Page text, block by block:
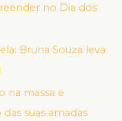
no Dia dos
Bruna Souza leva
na massa e
suas amadas